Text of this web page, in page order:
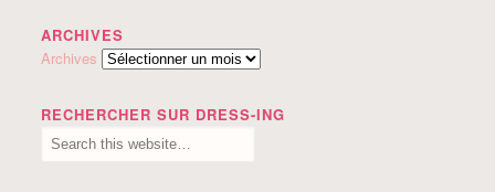
ARCHIVES
Archives
RECHERCHER SUR DRESS-ING